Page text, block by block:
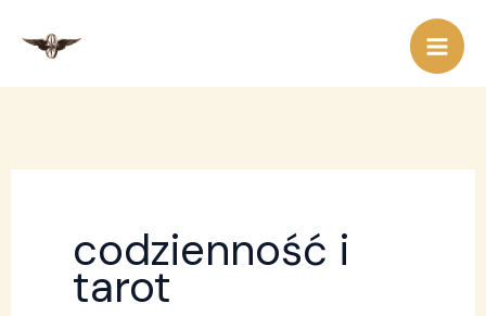
treści
codzienność i
tarot